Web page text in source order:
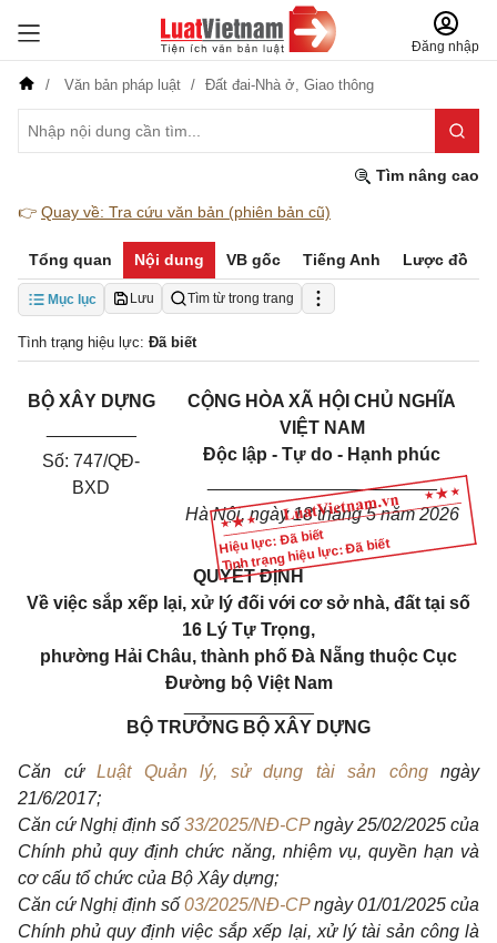
Đăng nhập
Văn bản pháp luật Đất đai-Nhà ở, Giao thông
Tìm nâng cao
👉 Quay về: Tra cứu văn bản (phiên bản cũ)
Tổng quan Nội dung VB gốc Tiếng Anh Lược đồ
Mục lục Lưu Tìm từ trong trang
Tình trạng hiệu lực: Đã biết
Hiệu lực: Đã biết
Tình trạng hiệu lực: Đã biết
BỘ XÂY DỰNG
Số: 747/QĐ-
BXD
CỘNG HÒA XÃ HỘI CHỦ NGHĨA
VIỆT NAM
Độc lập - Tự do - Hạnh phúc
_______________________
Hà Nội, ngày 18 tháng 5 năm 2026
QUYẾT ĐỊNH
Về việc sắp xếp lại, xử lý đối với cơ sở nhà, đất tại số
16 Lý Tự Trọng,
phường Hải Châu, thành phố Đà Nẵng thuộc Cục
Đường bộ Việt Nam
BỘ TRƯỞNG BỘ XÂY DỰNG
Căn cứ Luật Quản lý, sử dụng tài sản côngngày
21/6/2017;
Căn cứ Nghị định số 33/2025/NĐ-CPngày 25/02/2025 của
Chính phủ quy định chức năng, nhiệm vụ, quyền hạn và
cơ cấu tổ chức của Bộ Xây dựng;
Căn cứ Nghị định số 03/2025/NĐ-CPngày 01/01/2025 của
Chính phủ quy định việc sắp xếp lại, xử lý tài sản công là